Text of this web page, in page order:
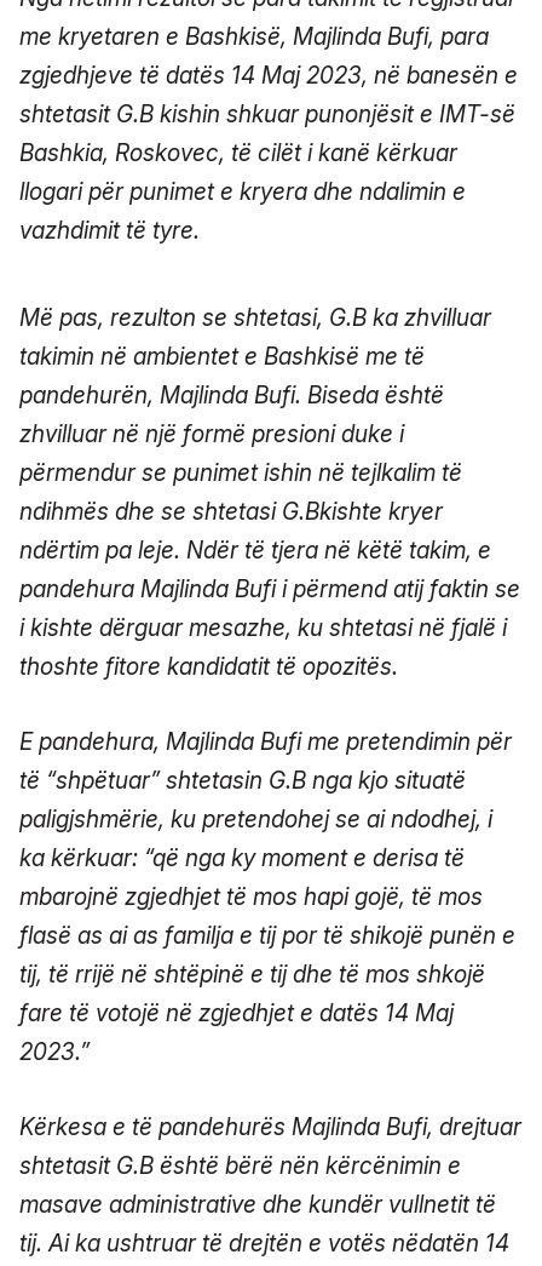
me kryetaren e Bashkisë, Majlinda Bufi, para
zgjedhjeve të datës 14 Maj 2023, në banesën e
shtetasit G.B kishin shkuar punonjësit e IMT-së
Bashkia, Roskovec, të cilët i kanë kërkuar
llogari për punimet e kryera dhe ndalimin e
vazhdimit të tyre.
Më pas, rezulton se shtetasi, G.B ka zhvilluar
takimin në ambientet e Bashkisë me të
pandehurën, Majlinda Bufi. Biseda është
zhvilluar në një formë presioni duke i
përmendur se punimet ishin në tejlkalim të
ndihmës dhe se shtetasi G.Bkishte kryer
ndërtim pa leje. Ndër të tjera në këtë takim, e
pandehura Majlinda Bufi i përmend atij faktin se
i kishte dërguar mesazhe, ku shtetasi në fjalë i
thoshte fitore kandidatit të opozitës.
E pandehura, Majlinda Bufi me pretendimin për
të “shpëtuar” shtetasin G.B nga kjo situatë
paligjshmërie, ku pretendohej se ai ndodhej, i
ka kërkuar: “që nga ky moment e derisa të
mbarojnë zgjedhjet të mos hapi gojë, të mos
flasë as ai as familja e tij por të shikojë punën e
tij, të rrijë në shtëpinë e tij dhe të mos shkojë
fare të votojë në zgjedhjet e datës 14 Maj
2023.”
Kërkesa e të pandehurës Majlinda Bufi, drejtuar
shtetasit G.B është bërë nën kërcënimin e
masave administrative dhe kundër vullnetit të
tij. Ai ka ushtruar të drejtën e votës nëdatën 14